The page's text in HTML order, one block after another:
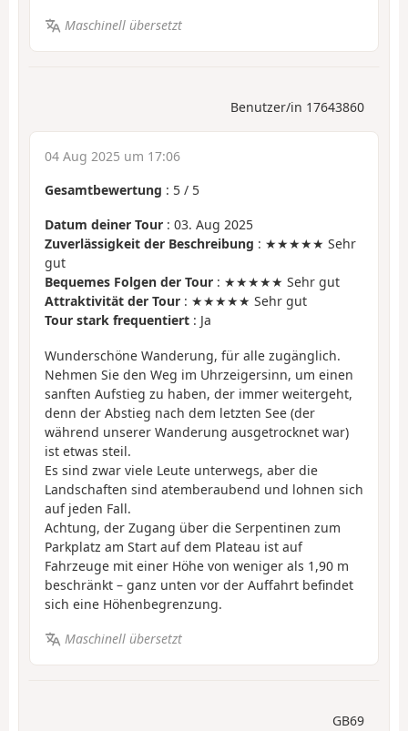
Maschinell übersetzt
Benutzer/in 17643860
04 Aug 2025 um 17:06
Gesamtbewertung : 5 / 5
Datum deiner Tour : 03. Aug 2025
Zuverlässigkeit der Beschreibung : ★★★★★ Sehr
gut
Bequemes Folgen der Tour : ★★★★★ Sehr gut
Attraktivität der Tour : ★★★★★ Sehr gut
Tour stark frequentiert : Ja
Wunderschöne Wanderung, für alle zugänglich.
Nehmen Sie den Weg im Uhrzeigersinn, um einen
sanften Aufstieg zu haben, der immer weitergeht,
denn der Abstieg nach dem letzten See (der
während unserer Wanderung ausgetrocknet war)
ist etwas steil.
Es sind zwar viele Leute unterwegs, aber die
Landschaften sind atemberaubend und lohnen sich
auf jeden Fall.
Achtung, der Zugang über die Serpentinen zum
Parkplatz am Start auf dem Plateau ist auf
Fahrzeuge mit einer Höhe von weniger als 1,90 m
beschränkt – ganz unten vor der Auffahrt befindet
sich eine Höhenbegrenzung.
Maschinell übersetzt
GB69